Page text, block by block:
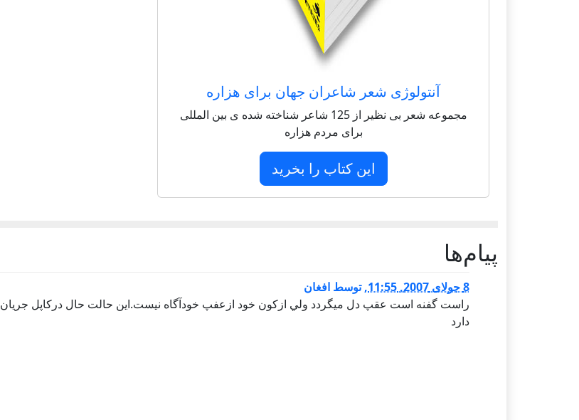
آنتولوژی شعر شاعران جهان برای هزاره
مجموعه شعر بی نظیر از 125 شاعر شناخته شده ی بین المللی
برای مردم هزاره
این کتاب را بخرید
پيام‌ها
8 جولای 2007, 11:55 ,توسط افغان
راست گفنه است عقپ دل ميگردد ولي ازكون خود ازعفپ خودآگاه نيست.اين حالت حال دركاپل جريان
دارد